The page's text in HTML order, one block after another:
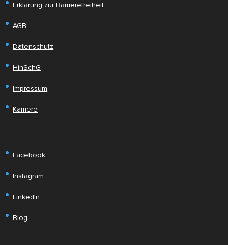
Erklärung zur Barrierefreiheit
AGB
Datenschutz
HinSchG
Impressum
Karriere
Facebook
Instagram
LinkedIn
Blog